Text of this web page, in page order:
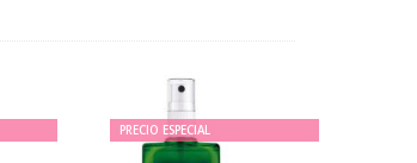
PRECIO ESPECIAL